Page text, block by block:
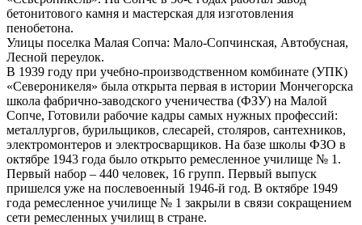
бетонитового камня и мастерская для изготовления
пенобетона.
Улицы поселка Малая Сопча: Мало-Сопчинская, Автобусная,
Лесной переулок.
В 1939 году при учебно-производственном комбинате (УПК)
«Североникеля» была открыта первая в истории Мончегорска
школа фабрично-заводского ученичества (ФЗУ) на Малой
Сопче, Готовили рабочие кадры самых нужных профессий:
металлургов, бурильщиков, слесарей, столяров, сантехников,
электромонтеров и электросварщиков. На базе школы ФЗО в
октябре 1943 года было открыто ремесленное училище № 1.
Первый набор – 440 человек, 16 групп. Первый выпуск
пришелся уже на послевоенный 1946-й год. В октябре 1949
года ремесленное училище № 1 закрыли в связи сокращением
сети ремесленных училищ в стране.